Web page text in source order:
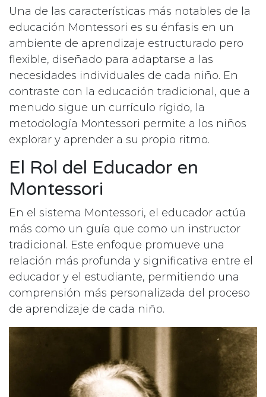
Una de las características más notables de la
educación Montessori es su énfasis en un
ambiente de aprendizaje estructurado pero
flexible, diseñado para adaptarse a las
necesidades individuales de cada niño. En
contraste con la educación tradicional, que a
menudo sigue un currículo rígido, la
metodología Montessori permite a los niños
explorar y aprender a su propio ritmo.
El Rol del Educador en
Montessori
En el sistema Montessori, el educador actúa
más como un guía que como un instructor
tradicional. Este enfoque promueve una
relación más profunda y significativa entre el
educador y el estudiante, permitiendo una
comprensión más personalizada del proceso
de aprendizaje de cada niño.